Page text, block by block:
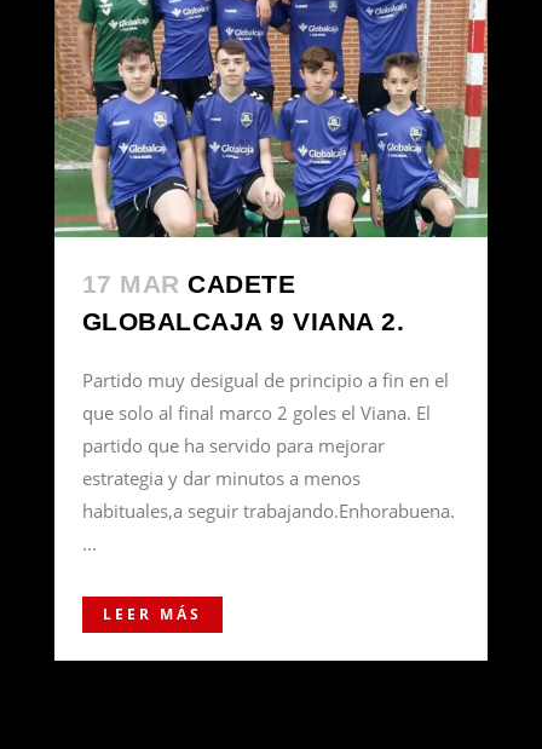
17 MAR CADETE
GLOBALCAJA 9 VIANA 2.
Partido muy desigual de principio a fin en el
que solo al final marco 2 goles el Viana. El
partido que ha servido para mejorar
estrategia y dar minutos a menos
habituales,a seguir trabajando.Enhorabuena.
...
LEER MÁS